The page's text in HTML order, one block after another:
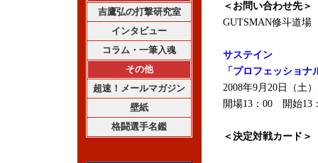
吉鷹弘の打撃研究室
インタビュー
コラム・一筆入魂
その他
超速！メールマガジン
壁紙
格闘選手名鑑
＜お問い合わせ先＞
GUTSMAN修斗道場
サステイン
「プロフェッショ
2008年9月20日（土
開場13：00 開始13
＜決定対戦カード＞